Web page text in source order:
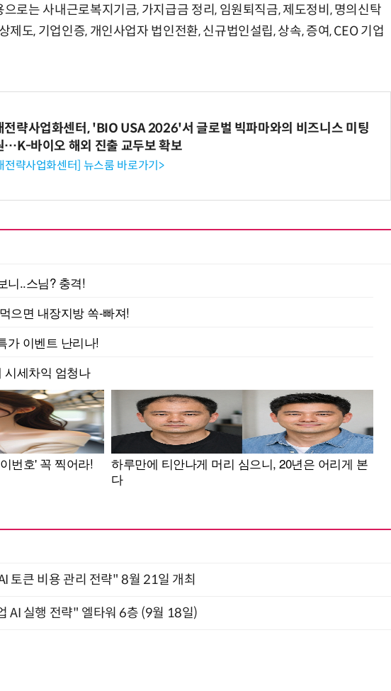
로는 사내근로복지기금, 가지급금 정리, 임원퇴직금, 제도정비, 명의신탁
제도, 기업인증, 개인사업자 법인전환, 신규법인설립, 상속, 증여, CEO 기업
전략사업화센터, 'BIO USA 2026'서 글로벌 빅파마와의 비즈니스 미팅
…K-바이오 해외 진출 교두보 확보
전략사업화센터] 뉴스룸 바로가기>
토큰 비용 관리 전략" 8월 21일 개최
AI 실행 전략" 엘타워 6층 (9월 18일)